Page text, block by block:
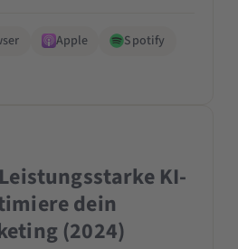
Apple
Spotify
KI-
dein
(2024)